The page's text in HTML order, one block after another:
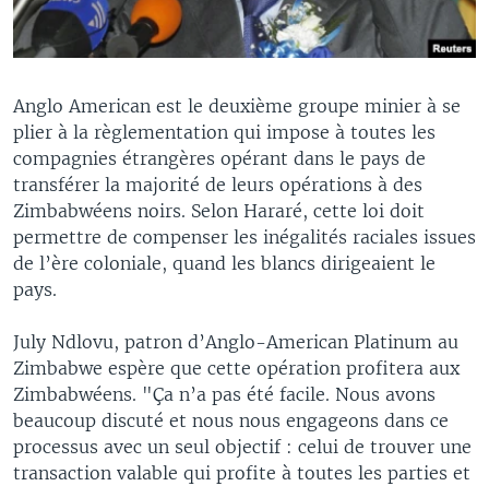
Anglo American est le deuxième groupe minier à se
plier à la règlementation qui impose à toutes les
compagnies étrangères opérant dans le pays de
transférer la majorité de leurs opérations à des
Zimbabwéens noirs. Selon Hararé, cette loi doit
permettre de compenser les inégalités raciales issues
de l’ère coloniale, quand les blancs dirigeaient le
pays.
July Ndlovu, patron d’Anglo-American Platinum au
Zimbabwe espère que cette opération profitera aux
Zimbabwéens. "Ça n’a pas été facile. Nous avons
beaucoup discuté et nous nous engageons dans ce
processus avec un seul objectif : celui de trouver une
transaction valable qui profite à toutes les parties et